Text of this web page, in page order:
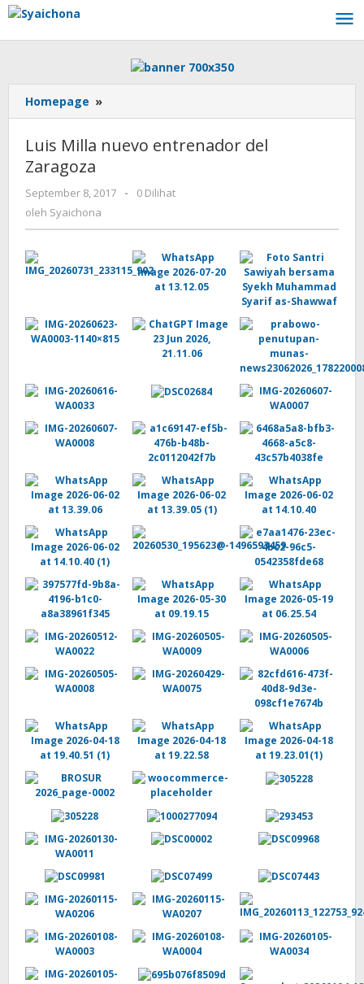
Lewati
konten
Homepage »
Milla
entrenador
Zaragoza
Luis Milla nuevo entrenador del
Zaragoza
September 8, 2017
oleh
-
0 Dilihat
oleh Syaichona